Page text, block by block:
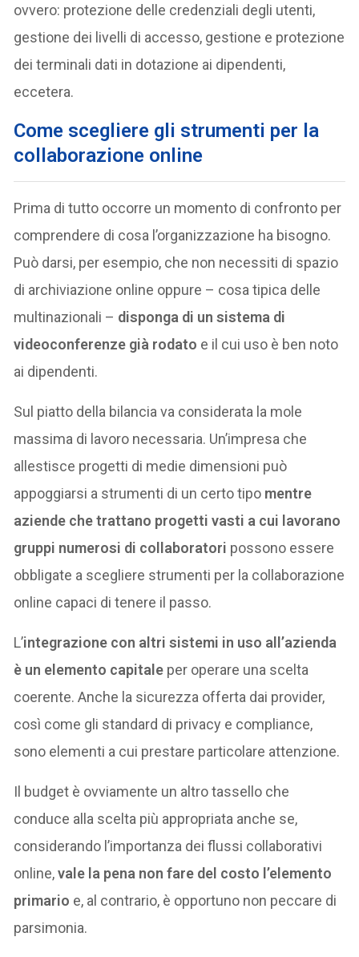
ovvero: protezione delle credenziali degli utenti,
gestione dei livelli di accesso, gestione e protezione
dei terminali dati in dotazione ai dipendenti,
eccetera.
Come scegliere gli strumenti per la
collaborazione online
Prima di tutto occorre un momento di confronto per
comprendere di cosa l’organizzazione ha bisogno.
Può darsi, per esempio, che non necessiti di spazio
di archiviazione online oppure – cosa tipica delle
multinazionali – disponga di un sistema di
videoconferenze già rodato e il cui uso è ben noto
ai dipendenti.
Sul piatto della bilancia va considerata la mole
massima di lavoro necessaria. Un’impresa che
allestisce progetti di medie dimensioni può
appoggiarsi a strumenti di un certo tipo mentre
aziende che trattano progetti vasti a cui lavorano
gruppi numerosi di collaboratori possono essere
obbligate a scegliere strumenti per la collaborazione
online capaci di tenere il passo.
L’integrazione con altri sistemi in uso all’azienda
è un elemento capitale per operare una scelta
coerente. Anche la sicurezza offerta dai provider,
così come gli standard di privacy e compliance,
sono elementi a cui prestare particolare attenzione.
Il budget è ovviamente un altro tassello che
conduce alla scelta più appropriata anche se,
considerando l’importanza dei flussi collaborativi
online,vale la pena non fare del costo l’elemento
primario e, al contrario, è opportuno non peccare di
parsimonia.